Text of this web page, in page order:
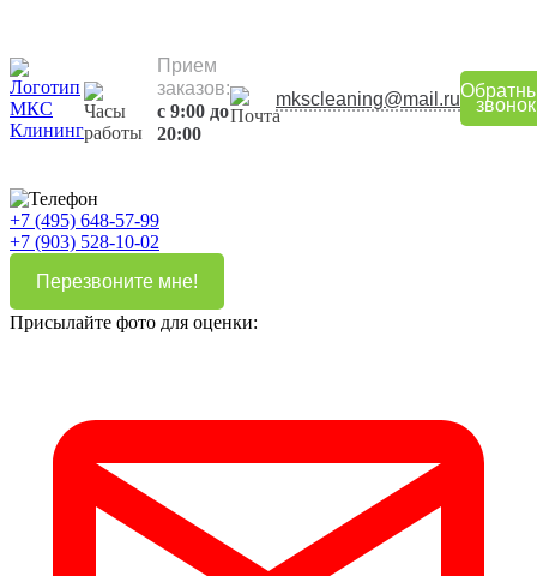
Прием
заказов:
с 9:00 до
20:00
mkscleaning@mail.ru звонок
+7 (495) 648-57-99
+7 (903) 528-10-02
Перезвоните мне!
Присылайте фото для оценки: